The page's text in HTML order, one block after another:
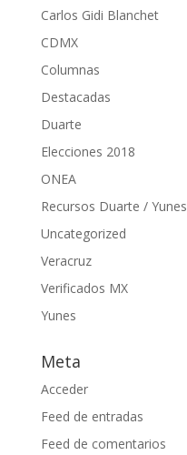
Carlos Gidi Blanchet
CDMX
Columnas
Destacadas
Duarte
Elecciones 2018
ONEA
Recursos Duarte / Yunes
Uncategorized
Veracruz
Verificados MX
Yunes
Meta
Acceder
Feed de entradas
Feed de comentarios